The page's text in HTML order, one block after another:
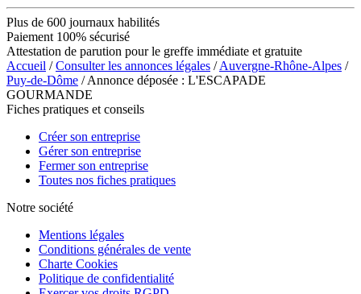
Plus de 600 journaux habilités
Paiement 100% sécurisé
Attestation de parution pour le greffe immédiate et gratuite
Accueil /Consulter les annonces légales /Auvergne-Rhône-Alpes /
Puy-de-Dôme / Annonce déposée : L'ESCAPADE
GOURMANDE
Fiches pratiques et conseils
Créer son entreprise
Gérer son entreprise
Fermer son entreprise
Toutes nos fiches pratiques
Notre société
Mentions légales
Conditions générales de vente
Charte Cookies
Politique de confidentialité